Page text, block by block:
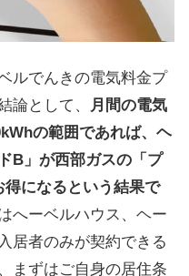
ルでんきの電気料金プ
論として、
月間の電気
の範囲であれば、ヘ
B」が西部ガスの「プ
になるという結果で
へーベルハウス、ヘー
居者のみが契約できる
まずはご自身の居住条